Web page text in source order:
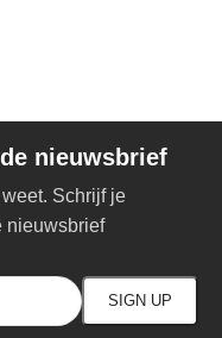
nieuwsbrief
Schrijf je
nieuwsbrief